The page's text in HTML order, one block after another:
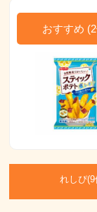
おすすめ (2
れしぴ(9